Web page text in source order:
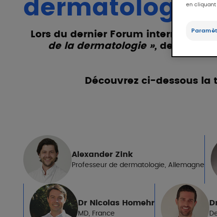
dermatologie -
Lors du dernier Forum
de la dermatologie », de
Découvrez ci-dessous la
PIERRE
FABRE
Alexander Zink
Professeur de dermatologie, Allemagne
Dr Nicolas Homehr
MD, France
en cliquant